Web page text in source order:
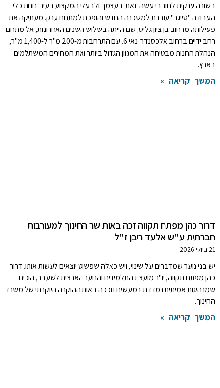
בשורה ענקית לחובבי עשה-זאת-בעצמך ולבעלי המקצוע בעיר: חנות כלי
העבודה "טייגר" עוברת למשכנה החדש והופכת למתחם ענק. מעתיקה את
פעילותה מרחוב בן ציון גליס, שם הייתה בשלוש השנים האחרונות, אל מתחם
רחב ידיים ברחוב אלכסנדר ינאי 6. עם התרחבות מ-200 מ"ר ל-1,400 מ"ר,
הנהלת החנות מבטיחה את המגוון הגדול ביותר ואת המחירים המשתלמים
בארץ.
המשך קריאה »
דרור כהן מפתח תקווה זכה באות שר החינוך למעורבות
חברתית ע"ש אלעד ריבן ז"ל
21 ביולי 2026
יש בני נוער שמדברים על שינוי, ויש כאלה שפשוט יוצאים לעשות אותו. דרור
כהן מפתח תקווה, יו"ר מועצת התלמידים והנוער הארצית לשעבר, הוכיח
שמנהיגות אמיתית נמדדת במעשים וזככה באות ההוקרה היוקרתי של משרד
החינוך.
המשך קריאה »